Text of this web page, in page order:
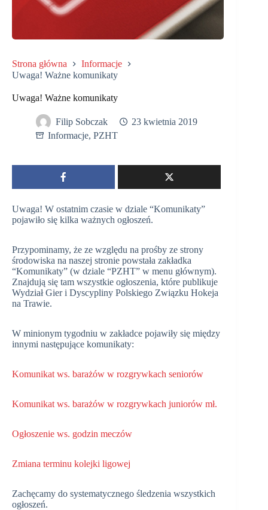
Strona główna
Informacje
Uwaga! Ważne komunikaty
Uwaga! Ważne komunikaty
Filip Sobczak
23 kwietnia 2019
Informacje, PZHT
Uwaga! W ostatnim czasie w dziale “Komunikaty”
pojawiło się kilka ważnych ogłoszeń.
Przypominamy, że ze względu na prośby ze strony
środowiska na naszej stronie powstała zakładka
“Komunikaty” (w dziale “PZHT” w menu głównym).
Znajdują się tam wszystkie ogłoszenia, które publikuje
Wydział Gier i Dyscypliny Polskiego Związku Hokeja
na Trawie.
W minionym tygodniu w zakładce pojawiły się między
innymi następujące komunikaty:
Komunikat ws. barażów w rozgrywkach seniorów
Komunikat ws. barażów w rozgrywkach juniorów mł.
Ogłoszenie ws. godzin meczów
Zmiana terminu kolejki ligowej
Zachęcamy do systematycznego śledzenia wszystkich
ogłoszeń.